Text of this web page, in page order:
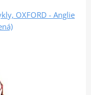
OXFORD - Anglie